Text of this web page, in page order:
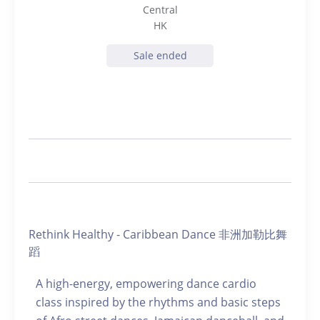
Central
HK
Sale ended
Rethink Healthy - Caribbean Dance 非洲加勒比舞
蹈
A high-energy, empowering dance cardio
class inspired by the rhythms and basic steps